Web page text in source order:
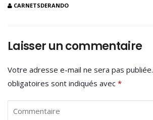
CARNETSDERANDO
Laisser un commentaire
Votre adresse e-mail ne sera pas publiée.
obligatoires sont indiqués avec *